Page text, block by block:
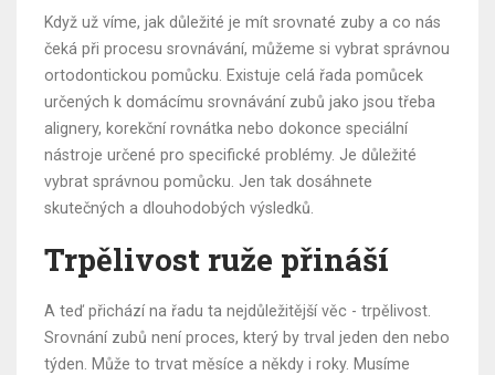
Když už víme, jak důležité je mít srovnaté zuby a co nás
čeká při procesu srovnávání, můžeme si vybrat správnou
ortodontickou pomůcku. Existuje celá řada pomůcek
určených k domácímu srovnávání zubů jako jsou třeba
alignery, korekční rovnátka nebo dokonce speciální
nástroje určené pro specifické problémy. Je důležité
vybrat správnou pomůcku. Jen tak dosáhnete
skutečných a dlouhodobých výsledků.
Trpělivost ruže přináší
A teď přichází na řadu ta nejdůležitější věc - trpělivost.
Srovnání zubů není proces, který by trval jeden den nebo
týden. Může to trvat měsíce a někdy i roky. Musíme